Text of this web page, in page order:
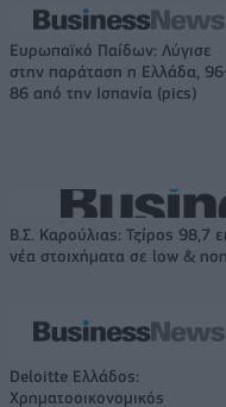
Ευρωπαϊκό Παίδων: Λύγισε
στην παράταση η Ελλάδα,
86 από την Ισπανία (pics)
Β.Σ. Καρούλιας: Τζίρος
νέα στοιχήματα σε low &
Deloitte Ελλάδος:
Χρηματοοικονομικός